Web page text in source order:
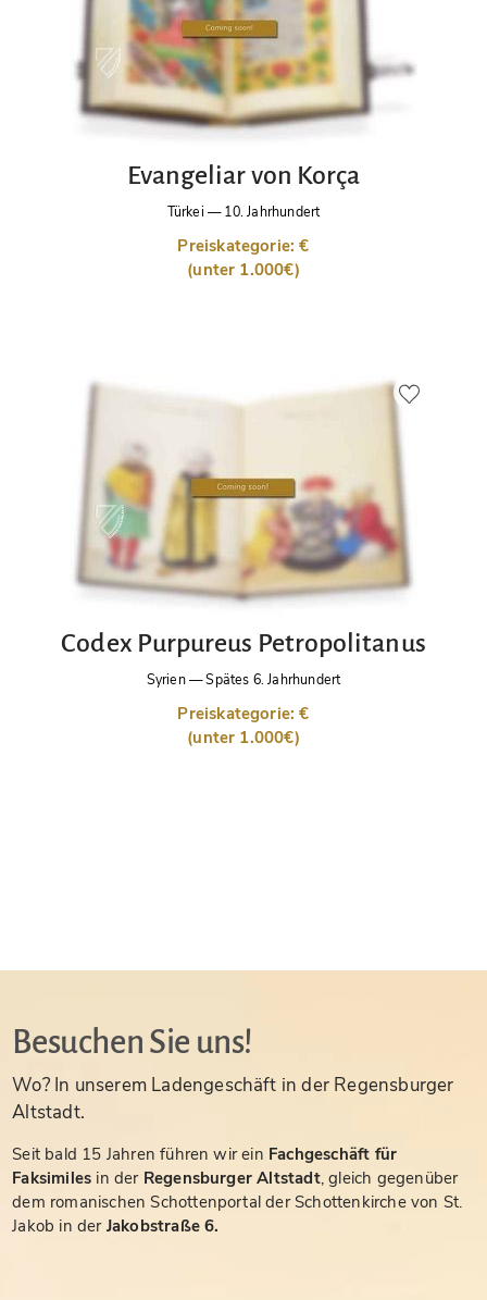
Evangeliar von Korça
Türkei —10. Jahrhundert
Preiskategorie: €
(unter 1.000€)
Codex Purpureus Petropolitanus
Syrien—Spätes 6. Jahrhundert
Preiskategorie: €
(unter 1.000€)
Besuchen Sie uns!
Wo? In unserem Ladengeschäft in der Regensburger
Altstadt.
Seit bald 15 Jahren führen wir ein Fachgeschäft für
Faksimiles in der Regensburger Altstadt, gleich gegenüber
dem romanischen Schottenportal der Schottenkirche von St.
Jakob in der Jakobstraße 6.